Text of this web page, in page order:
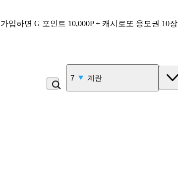
입하면 G 포인트 10,000P + 캐시로또 응모권 10장
7 계란